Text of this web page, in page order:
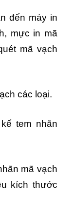
đến máy in
mực in mã
mã vạch
các loại.
tem nhãn
mã vạch
kích thước